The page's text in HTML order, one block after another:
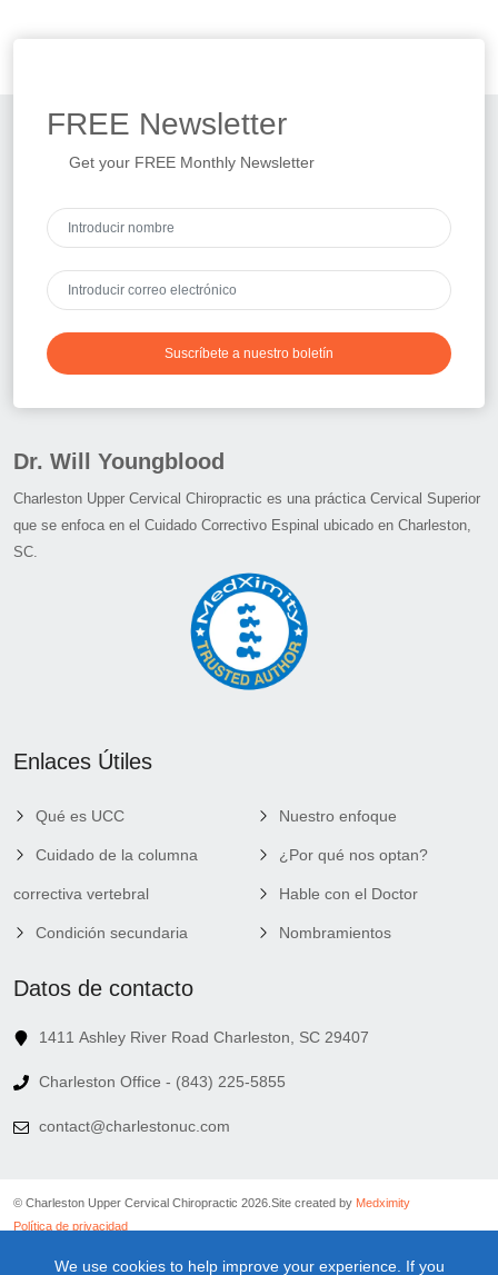
FREE Newsletter
Get your FREE Monthly Newsletter
Suscríbete a nuestro boletín
Dr. Will Youngblood
Charleston Upper Cervical Chiropractic es una práctica Cervical Superior
que se enfoca en el Cuidado Correctivo Espinal ubicado en Charleston,
SC.
Enlaces Útiles
Qué es UCC
Cuidado de la columna
correctiva vertebral
Condición secundaria
Nuestro enfoque
¿Por qué nos optan?
Hable con el Doctor
Nombramientos
Datos de contacto
1411 Ashley River Road Charleston, SC 29407
Charleston Office - (843) 225-5855
contact@charlestonuc.com
© Charleston Upper Cervical Chiropractic 2026. Site created by Medximity
Política de privacidad
We use cookies to help improve your experience. If you